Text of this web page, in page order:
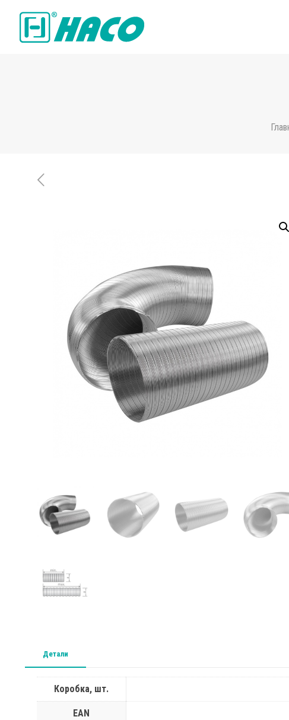
Детали
Коробка, шт.
EAN